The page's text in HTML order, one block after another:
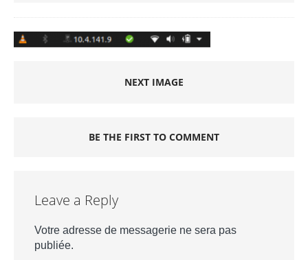
NEXT IMAGE
BE THE FIRST TO COMMENT
Leave a Reply
Votre adresse de messagerie ne sera pas
publiée.